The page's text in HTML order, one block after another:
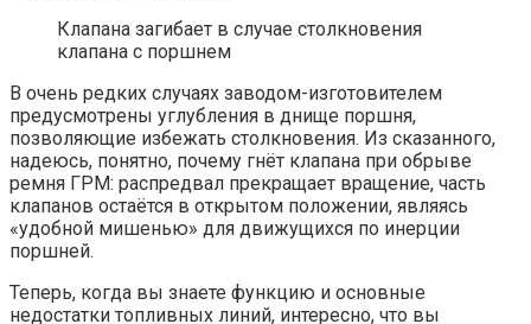
Клапана загибает в случае столкновения
клапана с поршнем
В очень редких случаях заводом-изготовителем
предусмотрены углубления в днище поршня,
позволяющие избежать столкновения. Из сказанного,
надеюсь, понятно, почему гнёт клапана при обрыве
ремня ГРМ: распредвал прекращает вращение, часть
клапанов остаётся в открытом положении, являясь
«удобной мишенью» для движущихся по инерции
поршней.
Теперь, когда вы знаете функцию и основные
недостатки топливных линий, интересно, что вы